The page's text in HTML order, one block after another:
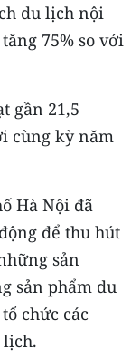
du lịch nội
75% so với
gần 21,5
cùng kỳ năm
Hà Nội đã
để thu hút
sản
sản phẩm du
chức các
lịch.